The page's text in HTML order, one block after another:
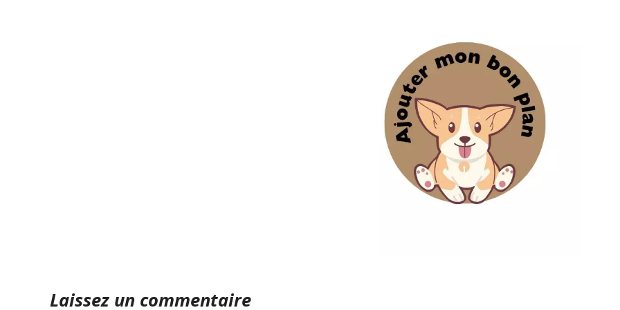
Laissez un commentaire